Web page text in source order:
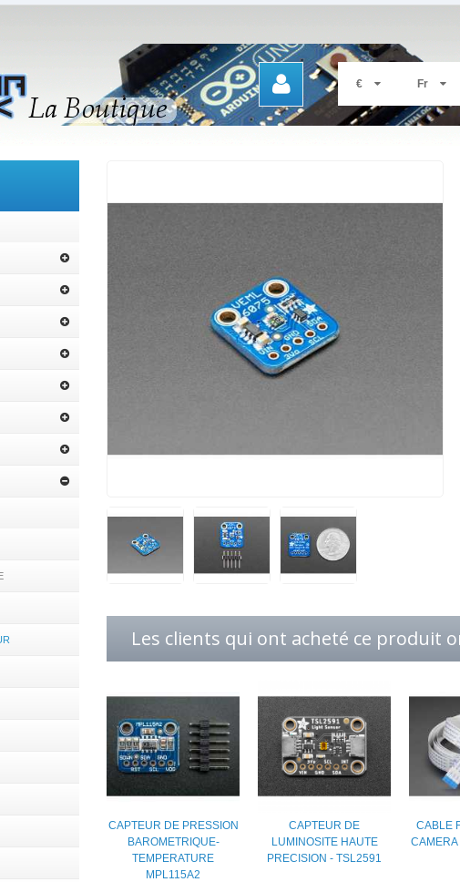
€ Fr
Les clients qui ont acheté ce produit
CAPTEUR DE PRESSION
BAROMETRIQUE-
TEMPERATURE
MPL115A2
CAPTEUR DE
LUMINOSITE HAUTE
PRECISION - TSL2591
CABLE
CAMERA